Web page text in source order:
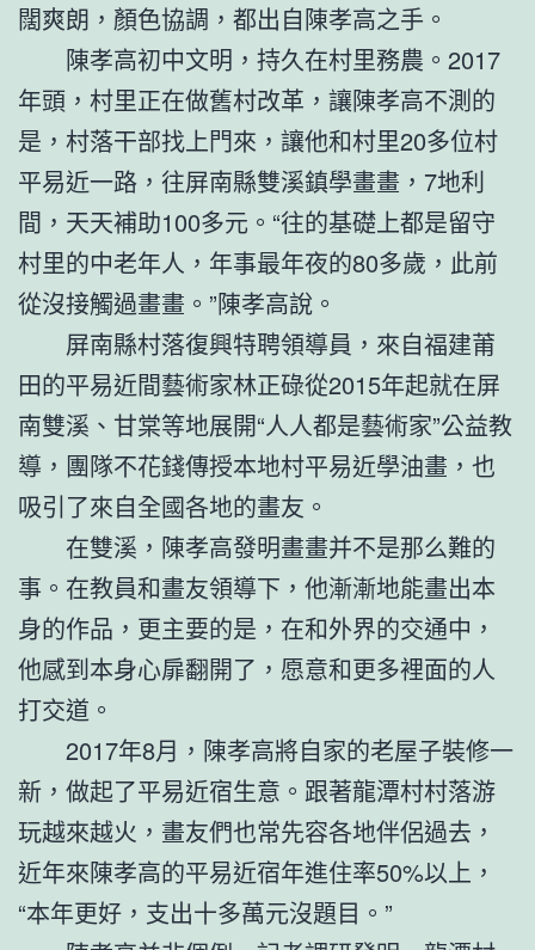
闊爽朗，顏色協調，都出自陳孝高之手。
陳孝高初中文明，持久在村里務農。2017
年頭，村里正在做舊村改革，讓陳孝高不測的
是，村落干部找上門來，讓他和村里20多位村
平易近一路，往屏南縣雙溪鎮學畫畫，7地利
間，天天補助100多元。“往的基礎上都是留守
村里的中老年人，年事最年夜的80多歲，此前
從沒接觸過畫畫。”陳孝高說。
屏南縣村落復興特聘領導員，來自福建莆
田的平易近間藝術家林正碌從2015年起就在屏
南雙溪、甘棠等地展開“人人都是藝術家”公益教
導，團隊不花錢傳授本地村平易近學油畫，也
吸引了來自全國各地的畫友。
在雙溪，陳孝高發明畫畫并不是那么難的
事。在教員和畫友領導下，他漸漸地能畫出本
身的作品，更主要的是，在和外界的交通中，
他感到本身心扉翻開了，愿意和更多裡面的人
打交道。
2017年8月，陳孝高將自家的老屋子裝修一
新，做起了平易近宿生意。跟著龍潭村村落游
玩越來越火，畫友們也常先容各地伴侶過去，
近年來陳孝高的平易近宿年進住率50%以上，
“本年更好，支出十多萬元沒題目。”